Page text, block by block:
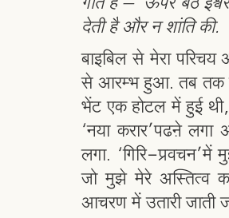
देती है और न शांति की.
बाइबिल से मेरा
से आरम्भ हुआ. तब तक मैं
भेंट एक होटल में हुई
‘नया करार’पढऩे
लगा. ‘गिरि-
जो मुझे मेरे अस्तित्व
आचरण में उतारी जाती